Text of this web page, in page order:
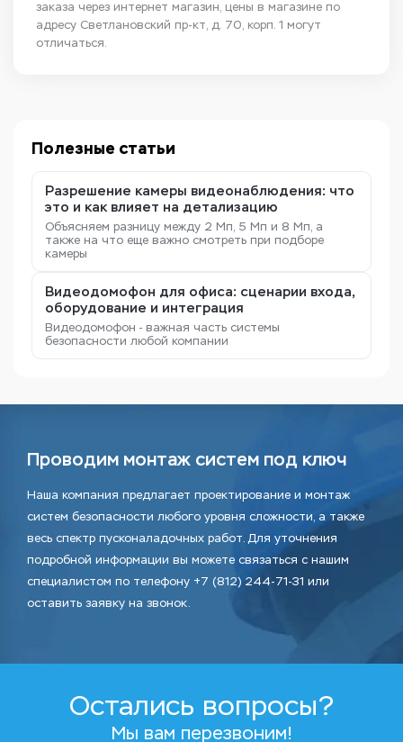
заказа через интернет магазин, цены в магазине по
адресу Светлановский пр-кт, д. 70, корп. 1 могут
отличаться.
Полезные статьи
Разрешение камеры видеонаблюдения: что
это и как влияет на детализацию
Объясняем разницу между 2 Мп, 5 Мп и 8 Мп, а
также на что еще важно смотреть при подборе
камеры
Видеодомофон для офиса: сценарии входа,
оборудование и интеграция
Видеодомофон - важная часть системы
безопасности любой компании
Проводим монтаж систем под ключ
Наша компания предлагает проектирование и монтаж
систем безопасности любого уровня сложности, а также
весь спектр пусконаладочных работ. Для уточнения
подробной информации вы можете связаться с нашим
специалистом по телефону +7 (812) 244-71-31 или
оставить заявку на звонок.
Остались вопросы?
Мы вам перезвоним!